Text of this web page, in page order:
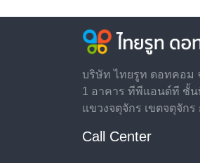
บริษัท ไทยรูท ดอทคอม
1 อาคาร ทีพีแอนด์ที ชั้น
แขวงจตุจักร เขตจตุจักร
Call Center